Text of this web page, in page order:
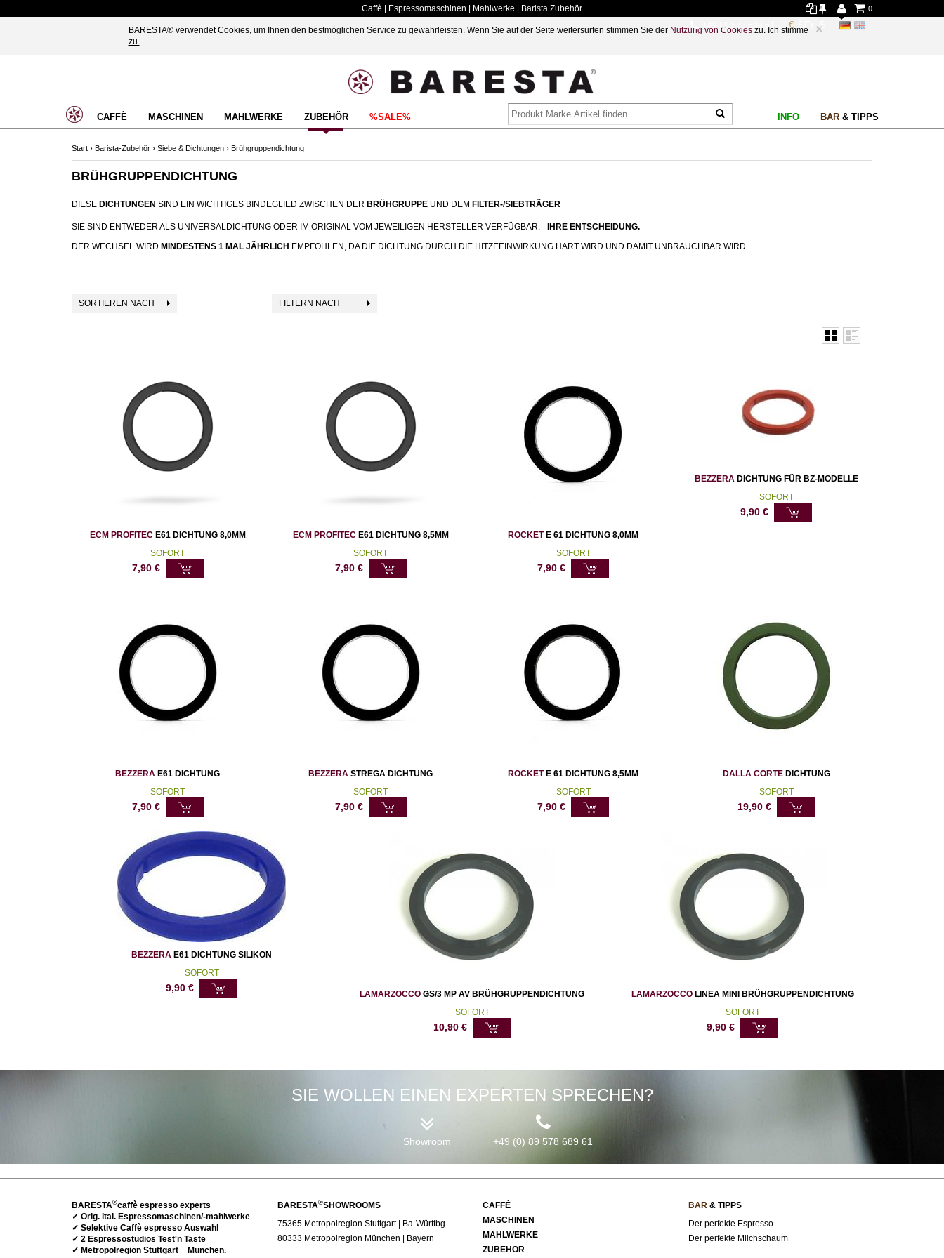
BARESTA® verwendet Cookies, um Ihnen den bestmöglichen Service zu gewährleisten. Wenn Sie auf der Seite weitersurfen stimmen Sie der Nutzung von Cookieszu. Ich stimme
zu.
×
Caffè | Espressomaschinen | Mahlwerke | Barista Zubehör 0
+49 89 578 689 61
CAFFÈ MASCHINEN MAHLWERKE ZUBEHÖR %SALE% BAR& TIPPS
INFO
Start › Barista-Zubehör › Siebe & Dichtungen › Brühgruppendichtung
BRÜHGRUPPENDICHTUNG
DIESE DICHTUNGEN SIND EIN WICHTIGES BINDEGLIED ZWISCHEN DER BRÜHGRUPPE UND DEM FILTER-/SIEBTRÄGER
SIE SIND ENTWEDER ALS UNIVERSALDICHTUNG ODER IM ORIGINAL VOM JEWEILIGEN HERSTELLER VERFÜGBAR. - IHRE ENTSCHEIDUNG.
DER WECHSEL WIRD MINDESTENS 1 MAL JÄHRLICH EMPFOHLEN, DA DIE DICHTUNG DURCH DIE HITZEEINWIRKUNG HART WIRD UND DAMIT UNBRAUCHBAR WIRD.
SORTIEREN NACH FILTERN NACH
ECM PROFITECE61 DICHTUNG 8,0MM
SOFORT
7,90€
ECM PROFITECE61 DICHTUNG 8,5MM
SOFORT
7,90€
ROCKETE 61 DICHTUNG 8,0MM
SOFORT
7,90 €
BEZZERA DICHTUNG FÜR BZ-MODELLE
SOFORT
9,90 €
BEZZERA E61 DICHTUNG
SOFORT
7,90€
BEZZERA STREGA DICHTUNG
SOFORT
7,90€
ROCKETE 61 DICHTUNG 8,5MM
SOFORT
7,90 €
DALLA CORTEDICHTUNG
SOFORT
19,90 €
BEZZERA E61 DICHTUNG SILIKON
SOFORT
9,90 €
LAMARZOCCO GS/3 MP AV BRÜHGRUPPENDICHTUNG
SOFORT
10,90 €
LAMARZOCCOLINEA MINI BRÜHGRUPPENDICHTUNG
SOFORT
9,90 €
SIE WOLLEN EINEN EXPERTEN SPRECHEN?
Showroom +49 (0) 89 578 689 61
BARESTA®caffè espresso experts
✓ Orig. ital. Espressomaschinen/-mahlwerke
✓ Selektive Caffè espresso Auswahl
✓ 2 Espressostudios Test'n Taste
✓ Metropolregion Stuttgart + München.
BARESTA®SHOWROOMS
75365 Metropolregion Stuttgart | Ba-Württbg.
80333 Metropolregion München | Bayern
CAFFÈ
MASCHINEN
MAHLWERKE
ZUBEHÖR
BAR& TIPPS
Der perfekte Espresso
Der perfekte Milchschaum